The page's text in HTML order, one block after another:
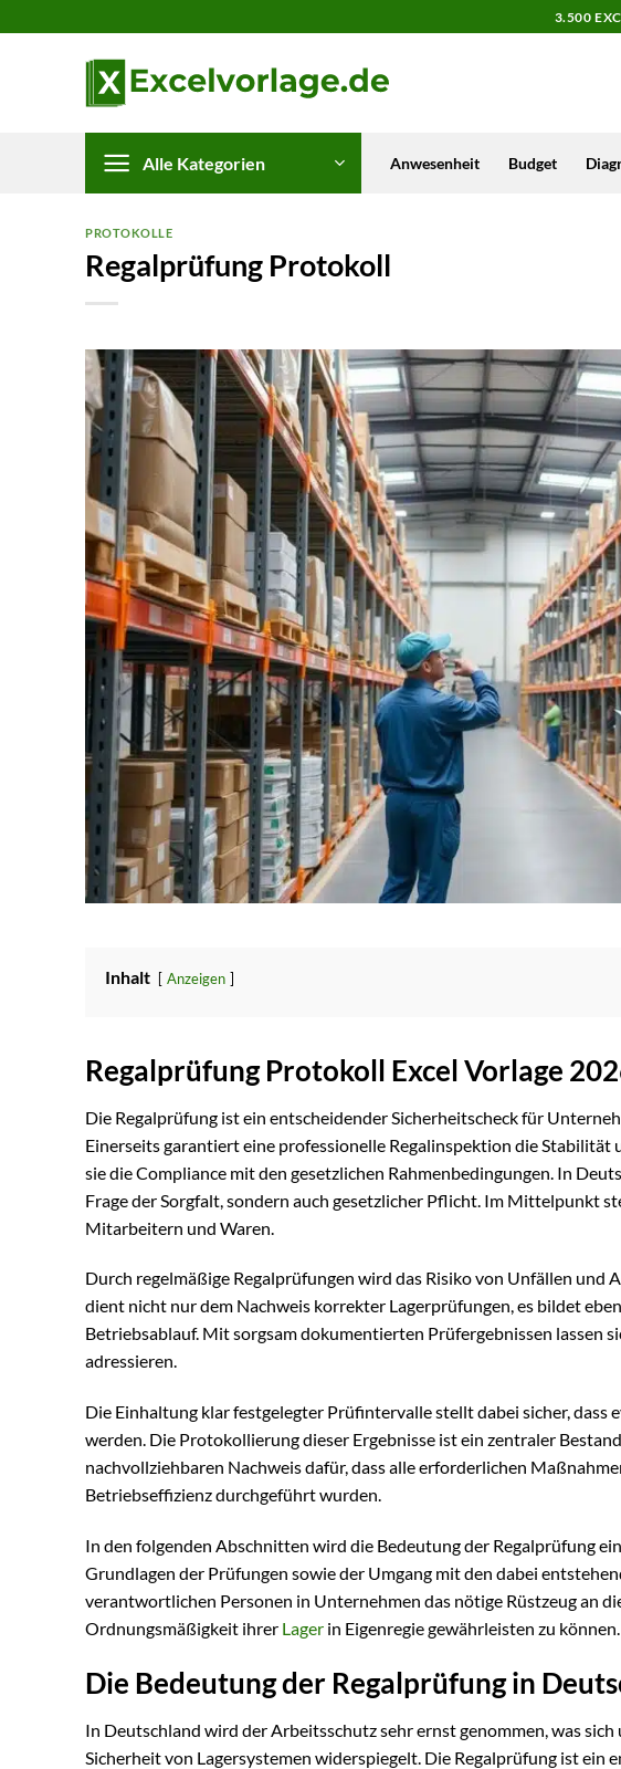
Inhalt
3.500
Alle Kategorien Anwesenheit Budget
PROTOKOLLE
Regalprüfung Protokoll
Inhalt Anzeigen
Regalprüfung Protokoll Excel Vorlage
Die Regalprüfung ist ein entscheidender Sicherheitscheck für
Einerseits garantiert eine professionelle Regalinspektion die
sie die Compliance mit den gesetzlichen Rahmenbedingungen. In
Frage der Sorgfalt, sondern auch gesetzlicher Pflicht. Im Mittelpunkt
Mitarbeitern und Waren.
Durch regelmäßige Regalprüfungen wird das Risiko von Unfällen und
dient nicht nur dem Nachweis korrekter Lagerprüfungen, es bildet
Betriebsablauf. Mit sorgsam dokumentierten Prüfergebnissen lassen
adressieren.
Die Einhaltung klar festgelegter Prüfintervalle stellt dabei sicher, dass
werden. Die Protokollierung dieser Ergebnisse ist ein zentraler
nachvollziehbaren Nachweis dafür, dass alle erforderlichen
Betriebseffizienz durchgeführt wurden.
In den folgenden Abschnitten wird die Bedeutung der Regalprüfung
Grundlagen der Prüfungen sowie der Umgang mit den dabei
verantwortlichen Personen in Unternehmen das nötige Rüstzeug an
Ordnungsmäßigkeit ihrer Lager in Eigenregie gewährleisten zu können.
Die Bedeutung der Regalprüfung in
In Deutschland wird der Arbeitsschutz sehr ernst genommen, was
Sicherheit von Lagersystemen widerspiegelt. Die Regalprüfung ist ein